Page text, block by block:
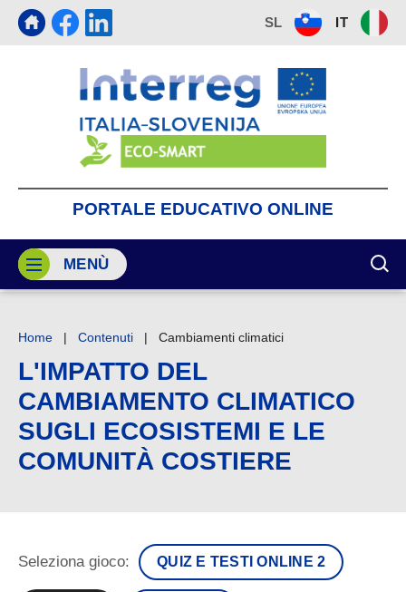
PORTALE EDUCATIVO ONLINE
SL IT
MENÙ
Home | Contenuti | Cambiamenti climatici
L'IMPATTO DEL
CAMBIAMENTO CLIMATICO
SUGLI ECOSISTEMI E LE
COMUNITÀ COSTIERE
Seleziona gioco: QUIZ E TESTI ONLINE 2